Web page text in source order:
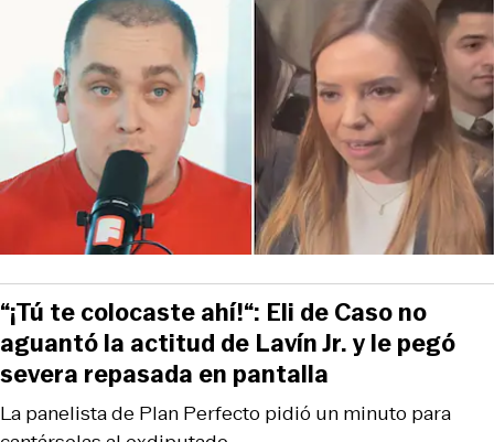
La panelista de Plan Perfecto pidió un minuto para
“¡Tú te colocaste ahí!“: Eli de Caso no
aguantó la actitud de Lavín Jr. y le pegó
severa repasada en pantalla